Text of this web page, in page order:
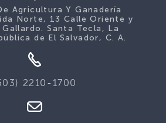
Agricultura Y Ganadería
Norte, 13 Calle Oriente y
Gallardo. Santa Tecla, La
de El Salvador, C. A.
2210-1700